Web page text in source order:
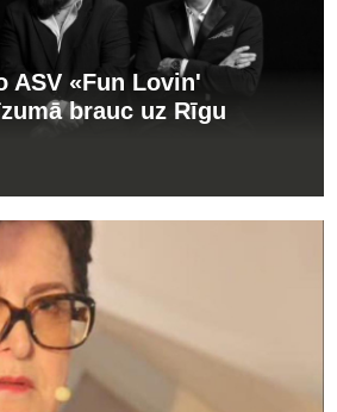
ASV «Fun Lovin'
brauc uz Rīgu